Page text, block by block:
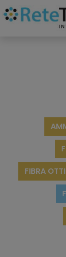
FIBRA